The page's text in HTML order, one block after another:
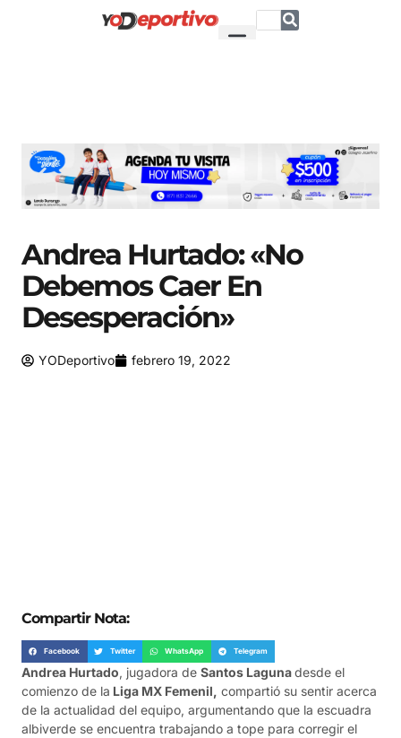
Andrea Hurtado: «No
Debemos Caer En
Desesperación»
YODeportivo febrero 19, 2022
Compartir Nota:
Facebook Twitter WhatsApp Telegram
Andrea Hurtado, jugadora de Santos Lagunadesde el
comienzo de la Liga MX Femenil, compartió su sentir acerca
de la actualidad del equipo, argumentando que la escuadra
albiverde se encuentra trabajando a tope para corregir el